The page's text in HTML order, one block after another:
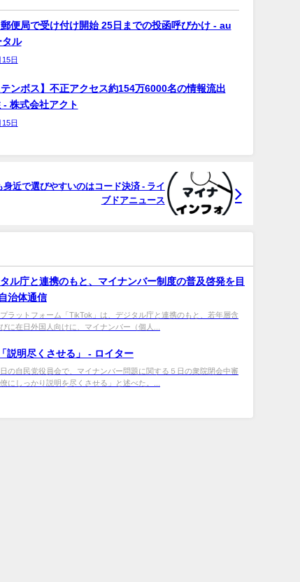
便局で受け付け開始 25日までの投函呼びかけ - au
ル
日
テンボス】不正アクセス約154万6000名の情報流出
- 株式会社アクト
日
近で選びやすいのはコード決済 - ライ
ブドアニュース
ル庁と連携のもと、 マイナンバー制度の普及啓発を目
治体通信
ラットフォーム「TikTok」は、デジタル庁と連携のもと、若年層含
に在日外国人向けに、マイナンバー（個人...
説明尽くさせる」 - ロイター
の自民党役員会で、マイナンバー問題に関する５日の衆院閉会中審
にしっかり説明を尽くさせる」と述べた。...